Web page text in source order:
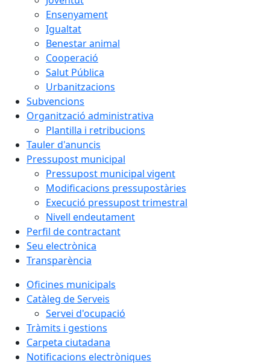
Ensenyament
Igualtat
Benestar animal
Cooperació
Salut Pública
Urbanitzacions
Subvencions
Organització administrativa
Plantilla i retribucions
Tauler d'anuncis
Pressupost municipal
Pressupost municipal vigent
Modificacions pressupostàries
Execució pressupost trimestral
Nivell endeutament
Perfil de contractant
Seu electrònica
Transparència
Oficines municipals
Catàleg de Serveis
Servei d'ocupació
Tràmits i gestions
Carpeta ciutadana
Notificacions electròniques